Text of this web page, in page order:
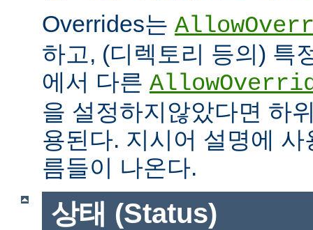
Overrides는
하고, (디렉토리 등의) 특
에서 다른
을 설정하지않았다면 하
용된다. 지시어 설명에
름들이 나온다.
상태 (Status)